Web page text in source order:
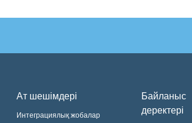
Ат шешімдері
Интеграциялық жобалар
Байланыс
деректері